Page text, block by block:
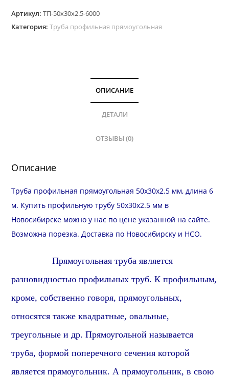
Артикул:ТП-50х30х2.5-6000
Категория:Труба профильная прямоугольная
ОПИСАНИЕ
ДЕТАЛИ
ОТЗЫВЫ (0)
Описание
Труба профильная прямоугольная 50х30х2.5 мм, длина 6
м. Купить профильную трубу 50х30х2.5 мм в
Новосибирске можно у нас по цене указанной на сайте.
Возможна порезка.Доставка по Новосибирску и НСО.
Прямоугольная труба является
разновидностью профильных труб. К профильным,
кроме, собственно говоря,прямоугольных,
относятся такжеквадратные, овальные,
треугольные и др.Прямоугольной называется
труба, формой поперечного сечения которой
являетсяпрямоугольник. Апрямоугольник, в свою